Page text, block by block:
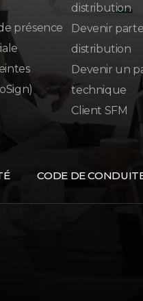
présence
distribution
Devenir
distribution
Devenir un
technique
Client SFM
CODE DE